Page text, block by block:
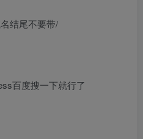
结尾不要带/
百度搜一下就行了